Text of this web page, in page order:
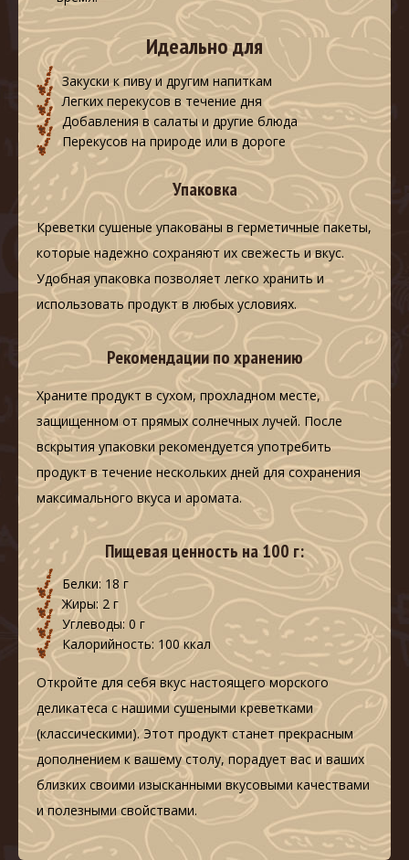
Идеально для
Закуски к пиву и другим напиткам
Легких перекусов в течение дня
Добавления в салаты и другие блюда
Перекусов на природе или в дороге
Упаковка
Креветки сушеные упакованы в герметичные пакеты,
которые надежно сохраняют их свежесть и вкус.
Удобная упаковка позволяет легко хранить и
использовать продукт в любых условиях.
Рекомендации по хранению
Храните продукт в сухом, прохладном месте,
защищенном от прямых солнечных лучей. После
вскрытия упаковки рекомендуется употребить
продукт в течение нескольких дней для сохранения
максимального вкуса и аромата.
Пищевая ценность на 100 г:
Белки: 18 г
Жиры: 2 г
Углеводы: 0 г
Калорийность: 100 ккал
Откройте для себя вкус настоящего морского
деликатеса с нашими сушеными креветками
(классическими). Этот продукт станет прекрасным
дополнением к вашему столу, порадует вас и ваших
близких своими изысканными вкусовыми качествами
и полезными свойствами.